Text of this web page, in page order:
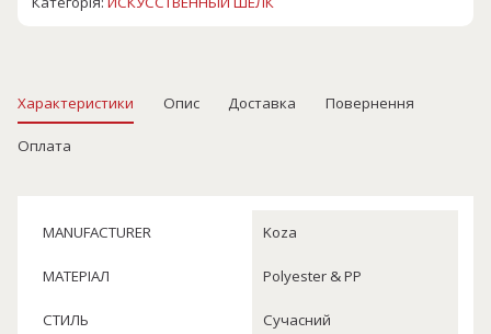
Характеристики Опис Доставка Повернення
Оплата
MANUFACTURER Koza
МАТЕРІАЛ Polyester & PP
СТИЛЬ Сучасний